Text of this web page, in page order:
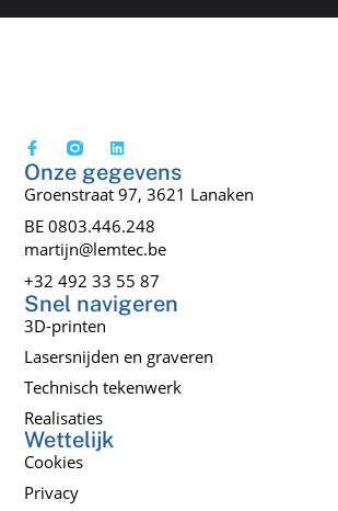
Snel navigeren
3D-printen
Lasersnijden en graveren
Technisch tekenwerk
Realisaties
Onze gegevens
Groenstraat 97, 3621 Lanaken
BE 0803.446.248
martijn@lemtec.be
+32 492 33 55 87
Wettelijk
Cookies
Privacy